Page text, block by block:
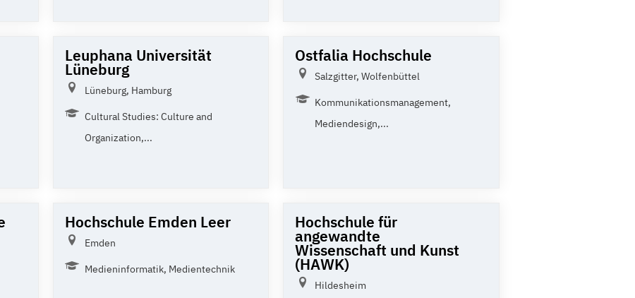
Leuphana Universität
Lüneburg
Lüneburg, Hamburg
Cultural Studies: Culture and
Organization,...
Ostfalia Hochschule
Salzgitter, Wolfenbüttel
Kommunikationsmanagement,
Mediendesign,...
Hochschule Emden Leer
Emden
Medieninformatik, Medientechnik
Hochschule für
angewandte
Wissenschaft und Kunst
(HAWK)
Hildesheim